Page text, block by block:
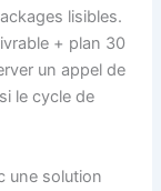
lisibles.
+ plan 30
un appel de
le cycle de
une solution